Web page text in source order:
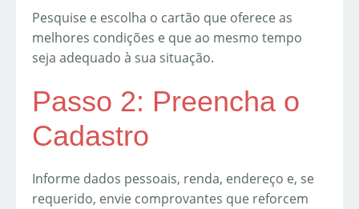
Pesquise e escolha o cartão que oferece as
melhores condições e que ao mesmo tempo
seja adequado à sua situação.
Passo 2: Preencha o
Cadastro
Informe dados pessoais, renda, endereço e, se
requerido, envie comprovantes que reforcem